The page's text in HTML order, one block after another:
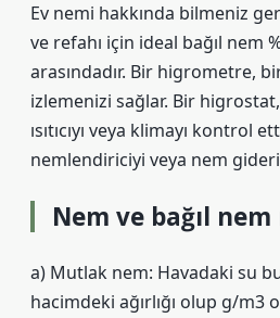
Ev nemi hakkında bilmeniz
ve refahı için ideal bağıl nem
arasındadır. Bir higrometre,
izlemenizi sağlar. Bir
ısıtıcıyı veya klimayı kontrol
nemlendiriciyi veya nem
Nem ve bağıl
a) Mutlak nem: Havadaki su
hacimdeki ağırlığı olup g/m3